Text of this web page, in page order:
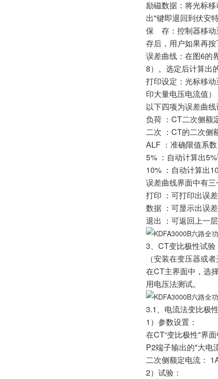
励磁数据：将光标
出"键即退回到伏安
保 存：控制器移动
存后，用户如果再
误差曲线：在图6的
8）。选定后计算出
打印设定：光标移
印大量电压电流值
以下四项为误差曲
负荷 ：CT二次侧
二次 ：CT的二次侧
ALF ：准确限值系
5% ：自动计算出
10% ：自动计算出
误差曲线界面中有
打印 ：可打印出误
数据 ：可显示出误
退出 ：可返回上一
3、CT变比极性试验
（安装在变压器或
在CT主界面中，选
用电压法测试。
3.1、电流法变比极
1）参数设置：
在CT“变比极性"界
P2端子输出的*大电
二次侧额定电流：
2）试验：